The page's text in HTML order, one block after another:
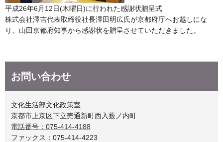
平成26年6月12日(木曜日)に行われた感謝状贈呈式
株式会社澤吉代表取締役社長澤田明広氏が京都府庁へお越しにな
り、山田京都府知事から感謝状を贈呈させていただきました。
お問い合わせ
文化生活部文化政策室
京都市上京区下立売通新町西入薮ノ内町
電話番号：075-414-4188
ファックス：075-414-4223